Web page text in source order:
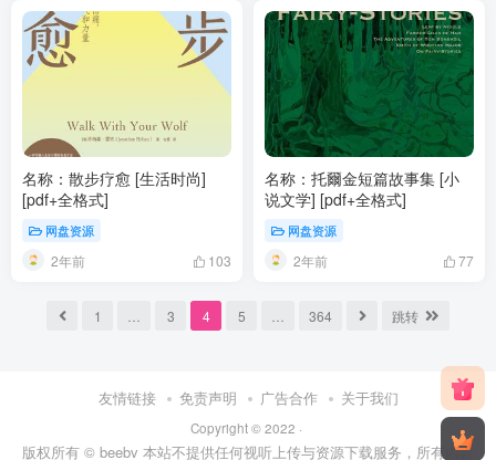
名称：散步疗愈 [ 生活时尚]
[pdf+全格式]
网盘资源
2年前 103
名称：托爾金短篇故事集 [ 小
说文学] [pdf+全格式]
网盘资源
2年前 77
1 … 3 4 5 … 364 跳转
友情链接 免责声明 广告合作 关于我们
Copyright © 2022 ·
版权所有 © beebv 本站不提供任何视听上传与资源下载服务，所有内容